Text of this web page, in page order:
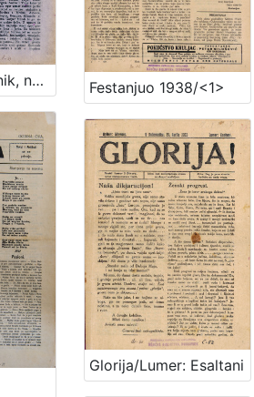
Feralić/Dubrovnik, na po korizme 1933 Festanjuo 1938/<1>
Glorija/Lumer: Esaltani